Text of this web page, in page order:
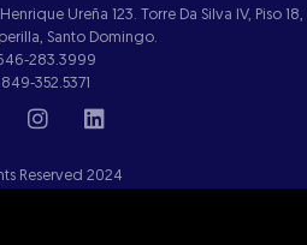
Ureña 123. Torre Da Silva IV, Piso 18,
Santo Domingo.
283.3999
849-352.5371
Reserved 2024